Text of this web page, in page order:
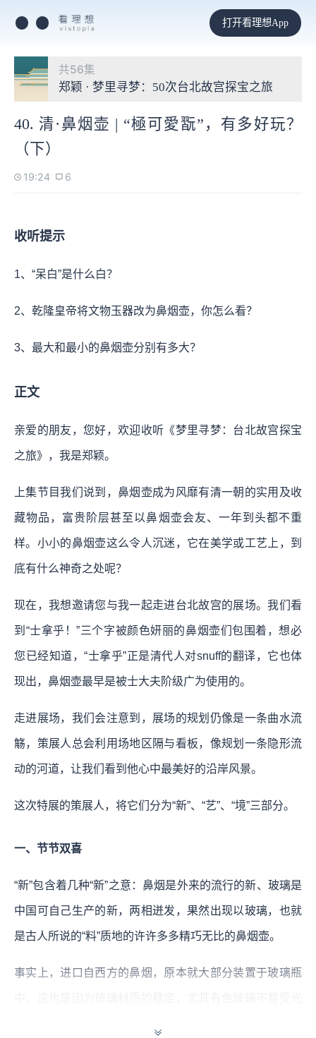
打开看理想App
共56集
郑颖 · 梦里寻梦：50次台北故宫探宝之旅
40. 清·鼻烟壶 | “極可愛翫”，有多好玩？
（下）
19:24 6
收听提示
1、“呆白”是什么白？
2、乾隆皇帝将文物玉器改为鼻烟壶，你怎么看？
3、最大和最小的鼻烟壶分别有多大？
正文
亲爱的朋友，您好，欢迎收听《梦里寻梦：台北故宫探宝
之旅》，我是郑颖。
上集节目我们说到，鼻烟壶成为风靡有清一朝的实用及收
藏物品，富贵阶层甚至以鼻烟壶会友、一年到头都不重
样。小小的鼻烟壶这么令人沉迷，它在美学或工艺上，到
底有什么神奇之处呢？
现在，我想邀请您与我一起走进台北故宫的展场。我们看
到“士拿乎！”三个字被颜色妍丽的鼻烟壶们包围着，想必
您已经知道，“士拿乎”正是清代人对snuff的翻译，它也体
现出，鼻烟壶最早是被士大夫阶级广为使用的。
走进展场，我们会注意到，展场的规划仍像是一条曲水流
觞，策展人总会利用场地区隔与看板，像规划一条隐形流
动的河道，让我们看到他心中最美好的沿岸风景。
这次特展的策展人，将它们分为“新”、“艺”、“境”三部分。
一、节节双喜
“新”包含着几种“新”之意：鼻烟是外来的流行的新、玻璃是
中国可自己生产的新，两相迸发，果然出现以玻璃，也就
是古人所说的“料”质地的许许多多精巧无比的鼻烟壶。
事实上，进口自西方的鼻烟，原本就大部分装置于玻璃瓶